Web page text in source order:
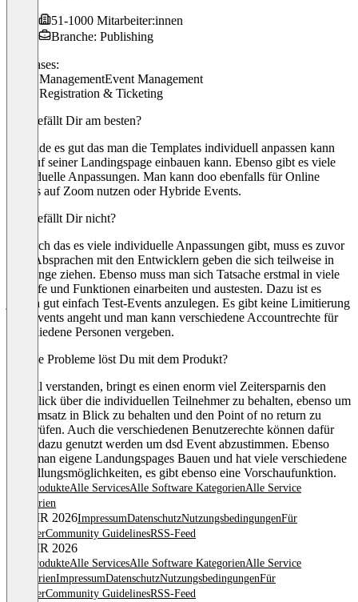
51-1000 Mitarbeiter:innen
Branche: Publishing
Use cases:
Email ManagementEvent Management
Event Registration & Ticketing
Was gefällt Dir am besten?
Ich finde es gut das man die Templates individuell anpassen kann
und auf seiner Landingspage einbauen kann. Ebenso gibt es viele
individuelle Anpassungen. Man kann doo ebenfalls für Online
Events auf Zoom nutzen oder Hybride Events.
Was gefällt Dir nicht?
Dadurch das es viele individuelle Anpassungen gibt, muss es zuvor
viele Absprachen mit den Entwicklern geben die sich teilweise in
die Länge ziehen. Ebenso muss man sich Tatsache erstmal in viele
Abläufe und Funktionen einarbeiten und austesten. Dazu ist es
jedoch gut einfach Test-Events anzulegen. Es gibt keine Limitierung
was Events angeht und man kann verschiedene Accountrechte für
verschiedene Personen vergeben.
Welche Probleme löst Du mit dem Produkt?
Einmal verstanden, bringt es einen enorm viel Zeitersparnis den
Überblick über die individuellen Teilnehmer zu behalten, ebenso um
den Umsatz in Blick zu behalten und den Point of no return zu
überprüfen. Auch die verschiedenen Benutzerechte können dafür
prima dazu genutzt werden um dsd Event abzustimmen. Ebenso
kann man eigene Landungspages Bauen und hat viele verschiedene
Einstellungsmöglichkeiten, es gibt ebenso eine Vorschaufunktion.
Alle ProdukteAlle ServicesAlle Software KategorienAlle Service
Kategorien
© OMR 2026ImpressumDatenschutzNutzungsbedingungenFür
AnbieterCommunity GuidelinesRSS-Feed
© OMR 2026
Alle ProdukteAlle ServicesAlle Software KategorienAlle Service
KategorienImpressumDatenschutzNutzungsbedingungenFür
AnbieterCommunity GuidelinesRSS-Feed